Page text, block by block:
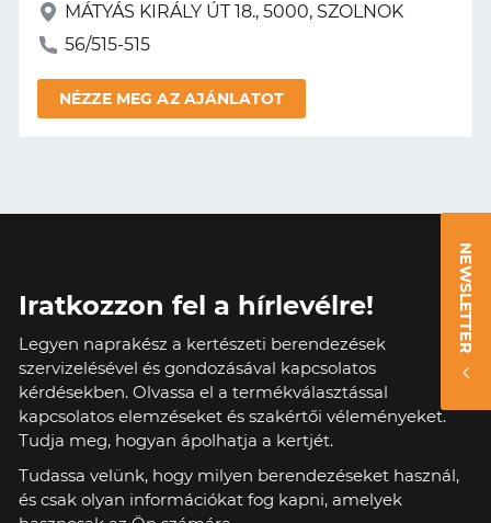
MÁTYÁS KIRÁLY ÚT 18., 5000, SZOLNOK
56/515-515
NÉZZE MEG AZ AJÁNLATOT
NEWSLETTER
Iratkozzon fel a hírlevélre!
Legyen naprakész a kertészeti berendezések
szervizelésével és gondozásával kapcsolatos
kérdésekben. Olvassa el a termékválasztással
kapcsolatos elemzéseket és szakértői véleményeket.
Tudja meg, hogyan ápolhatja a kertjét.
Tudassa velünk, hogy milyen berendezéseket használ,
és csak olyan információkat fog kapni, amelyek